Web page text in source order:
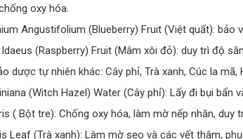
oxy hóa.
Angustifolium (Blueberry) Fruit (Việt quất): bảo
Idaeus (Raspberry) Fruit (Mâm xôi đỏ): duy trì độ
dược tự nhiên khác: Cây phỉ, Trà xanh, Cúc la
(Witch Hazel) Water (Cây phỉ): Lấy đi bụi
( Bột tre): Chống oxy hóa, làm mờ nếp nhăn, duy
Leaf (Trà xanh): Làm mờ sẹo và các vết thâm,